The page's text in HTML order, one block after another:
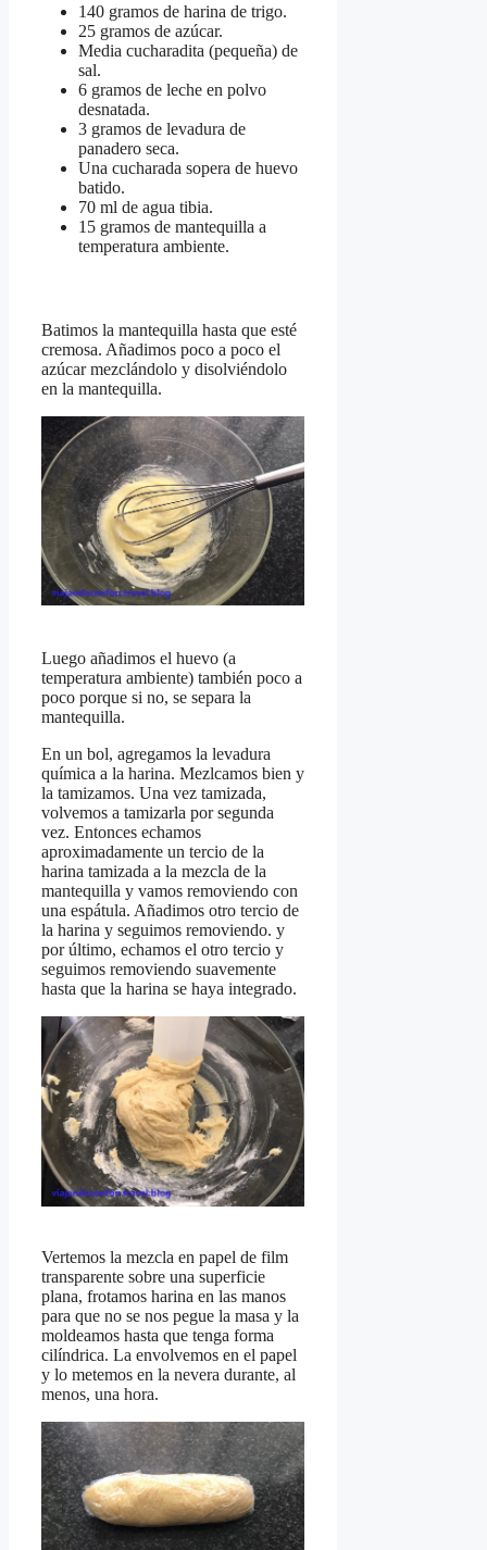
140 gramos de harina de trigo.
25 gramos de azúcar.
Media cucharadita (pequeña) de
sal.
6 gramos de leche en polvo
desnatada.
3 gramos de levadura de
panadero seca.
Una cucharada sopera de huevo
batido.
70 ml de agua tibia.
15 gramos de mantequilla a
temperatura ambiente.
Batimos la mantequilla hasta que esté
cremosa. Añadimos poco a poco el
azúcar mezclándolo y disolviéndolo
en la mantequilla.
Luego añadimos el huevo (a
temperatura ambiente) también poco a
poco porque si no, se separa la
mantequilla.
En un bol, agregamos la levadura
química a la harina. Mezlcamos bien y
la tamizamos. Una vez tamizada,
volvemos a tamizarla por segunda
vez. Entonces echamos
aproximadamente un tercio de la
harina tamizada a la mezcla de la
mantequilla y vamos removiendo con
una espátula. Añadimos otro tercio de
la harina y seguimos removiendo. y
por último, echamos el otro tercio y
seguimos removiendo suavemente
hasta que la harina se haya integrado.
Vertemos la mezcla en papel de film
transparente sobre una superficie
plana, frotamos harina en las manos
para que no se nos pegue la masa y la
moldeamos hasta que tenga forma
cilíndrica. La envolvemos en el papel
y lo metemos en la nevera durante, al
menos, una hora.